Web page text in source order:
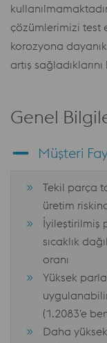
çözümlerimizi test
korozyona
artış
Genel
Müşteri
Tekil parça
üretim
İyileştirilmiş
sıcaklık
oranı
Yüksek
(1.2083'e
Daha